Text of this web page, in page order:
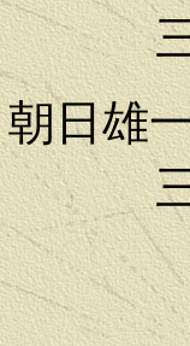
） 三
日
） 三